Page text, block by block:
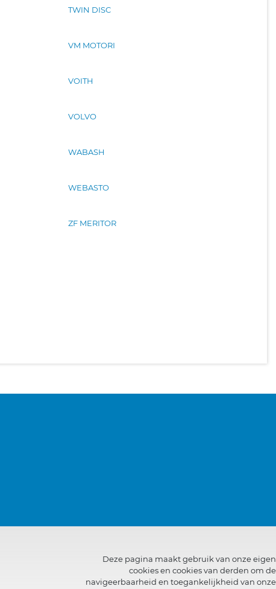
TWIN DISC
VM MOTORI
VOITH
VOLVO
WABASH
WEBASTO
ZF MERITOR
Deze pagina maakt gebruik van onze eigen
cookies en cookies van derden om de
navigeerbaarheid en toegankelijkheid van onze